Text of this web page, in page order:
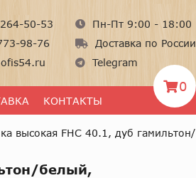
50-53
98-76
Пн-Пт 9:00 - 18:00
Доставка по России
Telegram
КОНТАКТЫ
0
высокая FHC 40.1, дуб гамильтон/
белый,